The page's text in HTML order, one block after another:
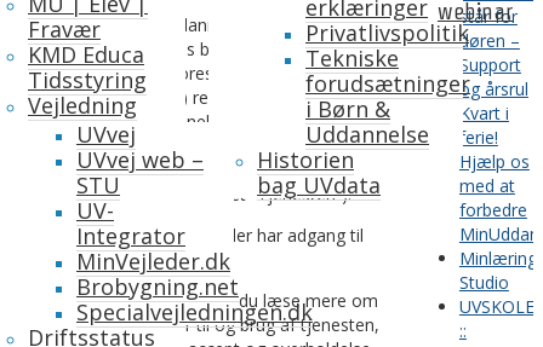
Fravær
KMD Educa
Tidsstyring
Vejledning
UVvej
UVvej web –
STU
UV-
Integrator
MinVejleder.dk
Brobygning.net
Specialvejledningen.dk
Driftsstatus
erklæringer
Privatlivspolitik
Tekniske
forudsætninger
i Børn &
Uddannelse
Historien
bag UVdata
webinar
Som bruger af MinUddannelse vil vi gerne
informere dig om vores brugerbetingelser i
forhold til brugen af vores tjenester. Disse
Vilkår for brug (“Vilkår”) regulerer din adgang til
og brug af (“MinUddannelse”, “vi”, “os” eller
“vores”) hjemmeside, tjenester og eventuel
software, der leveres på eller i forbindelse med
MinUddannelse (samlet kaldet “Tjenesten”).
Disse vilkår gælder for alle, der har adgang til
tjenesten (“brugere”).
I disse brugerbetingelser kan du læse mere om
din adgang som bruger til og brug af tjenesten,
står for
døren –
Support
og årsrul
Kvart i
ferie!
Hjælp os
med at
forbedre
Minlæring
Studio
UVSKOLE
::